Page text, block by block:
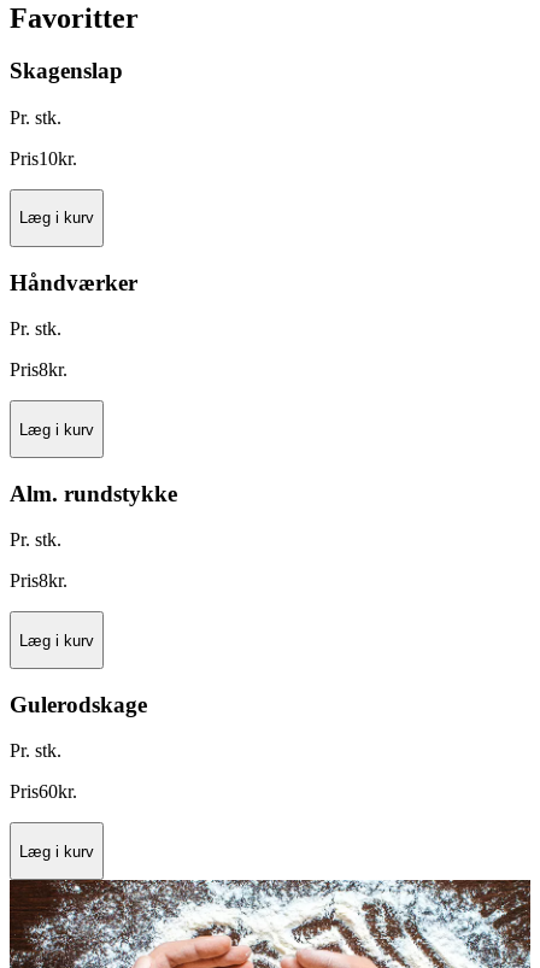
Favoritter
Skagenslap
Pr. stk.
Pris10kr.
Læg i kurv
Håndværker
Pr. stk.
Pris8kr.
Læg i kurv
Alm. rundstykke
Pr. stk.
Pris8kr.
Læg i kurv
Gulerodskage
Pr. stk.
Pris60kr.
Læg i kurv